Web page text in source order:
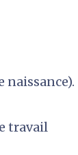
naissance).
travail